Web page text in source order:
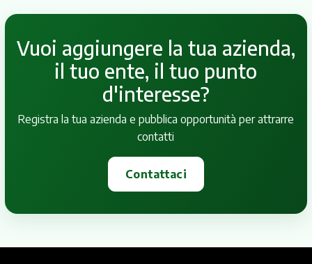
Vuoi aggiungere la tua azienda,
il tuo ente, il tuo punto
d'interesse?
Registra la tua azienda e pubblica opportunità per attrarre
contatti
Contattaci